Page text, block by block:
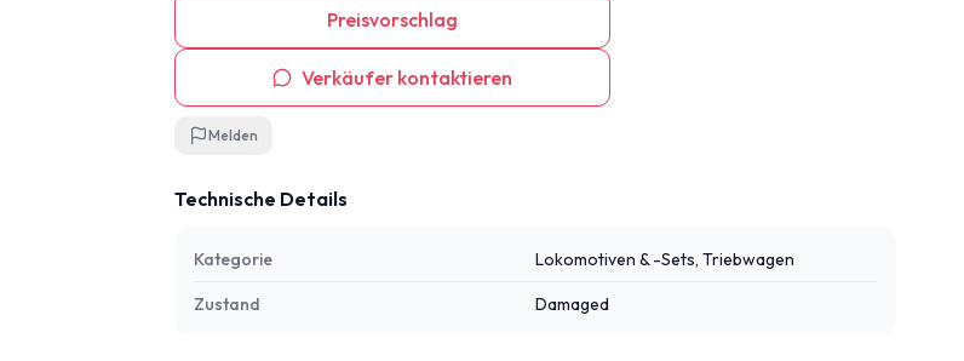
Preisvorschlag
Verkäufer kontaktieren
Melden
Technische Details
Kategorie Lokomotiven & -Sets, Triebwagen
Zustand Damaged